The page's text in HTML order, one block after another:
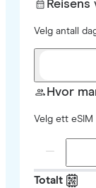
Velg antall
Hvor
Velg ett
Totalt